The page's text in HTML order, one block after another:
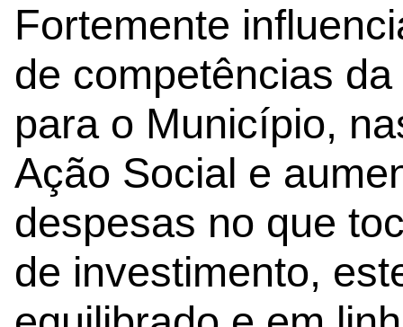
Fortemente
de competências
para o Município,
Ação Social e
despesas no que
de investimento,